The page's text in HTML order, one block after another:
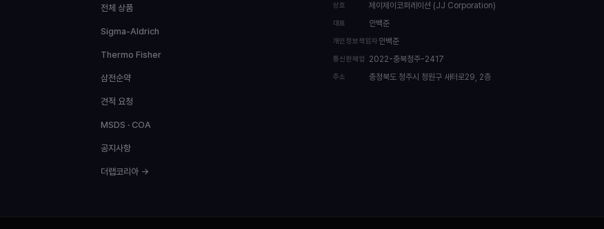
전체 상품
Sigma-Aldrich
Thermo Fisher
삼전순약
견적 요청
MSDS · COA
공지사항
더랩코리아 →
상호 제이제이코퍼레이션 (JJ Corporation)
대표 안백준
개인정보책임자 안백준
통신판매업 2022-충북청주-2417
주소 충청북도 청주시 청원구 새터로29, 2층